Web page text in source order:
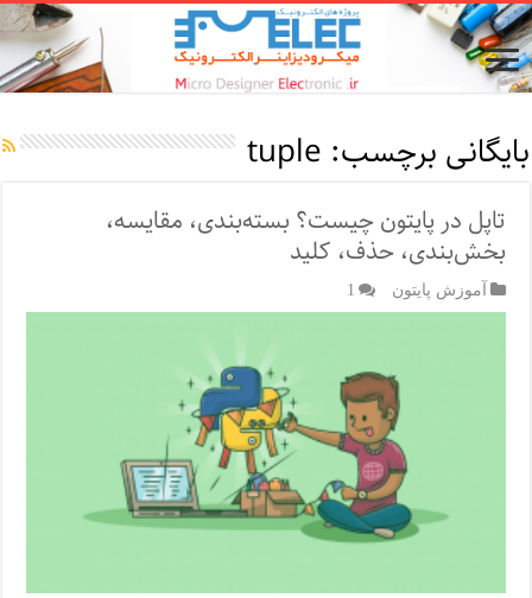
بایگانی برچسب: tuple
تاپل در پایتون چیست؟ بسته‌بندی، مقایسه،
بخش‌بندی، حذف، کلید
آموزش پایتون 1